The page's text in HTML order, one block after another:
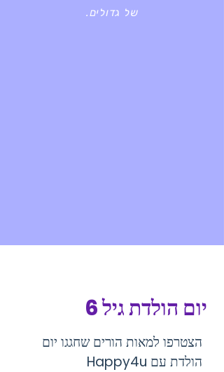
של גדולים.
יום הולדת גיל 6
הצטרפו למאות הורים שחגגו יום
הולדת עם Happy4u